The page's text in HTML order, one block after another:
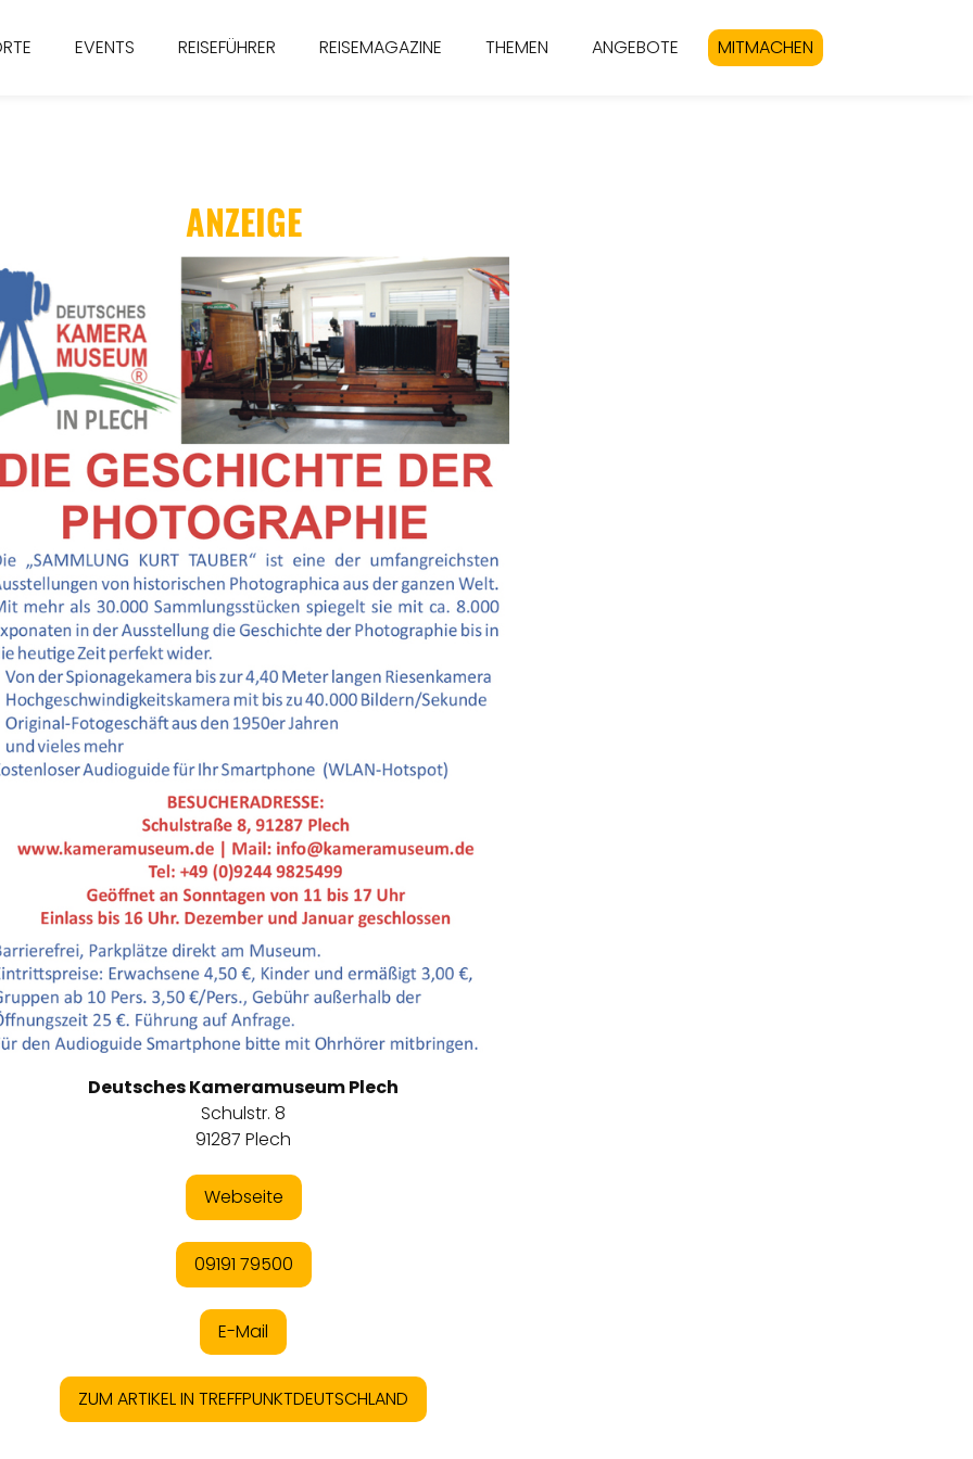
EVENTS REISEFÜHRER REISEMAGAZINE THEMEN ANGEBOTE MITMACHEN
ANZEIGE
Deutsches Kameramuseum Plech
Schulstr. 8
91287 Plech
Webseite
09191 79500
E-Mail
ZUM ARTIKEL IN TREFFPUNKTDEUTSCHLAND